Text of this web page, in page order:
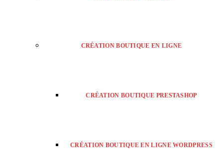
CRÉATION BOUTIQUE EN LIGNE
CRÉATION BOUTIQUE PRESTASHOP
CRÉATION BOUTIQUE EN LIGNE WORDPRESS